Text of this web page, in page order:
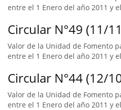
entre el 1 Enero del año 2011 y
Circular N°49 (11/
Valor de la Unidad de Fomento
entre el 1 Enero del año 2011 y
Circular N°44 (12/
Valor de la Unidad de Fomento
entre el 1 Enero del año 2011 y